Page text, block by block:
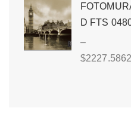
D FTS
–
$